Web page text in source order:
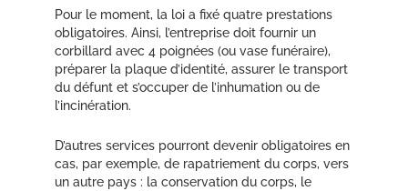
Pour le moment, la loi a fixé quatre prestations
obligatoires. Ainsi, l’entreprise doit fournir un
corbillard avec 4 poignées (ou vase funéraire),
préparer la plaque d’identité, assurer le transport
du défunt et s’occuper de l’inhumation ou de
l’incinération.
D’autres services pourront devenir obligatoires en
cas, par exemple, de rapatriement du corps, vers
un autre pays : la conservation du corps, le